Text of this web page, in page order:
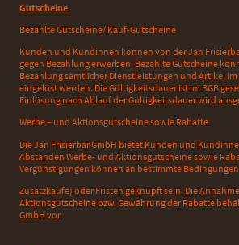
Gutscheine
Bezahlte Gutscheine/ Kauf-Gutscheine
Kunden und Kundinnen können von der Jan
gegen Bezahlung erwerben. Bezahlte Gutscheine
Bezahlung sämtlicher Dienstleistungen und Artikel im
eingelöst werden. Die Gültigkeitsdauer ist im BGB
Einlösung nach Ablauf der Gültigkeitsdauer wird
Werbe – und Aktionsgutscheine sowie Rabatte
Die Jan Frisierbar GmbH bietet Kunden und
Abständen Werbe- und Aktionsgutscheine sowie
Vergünstigungen können an bestimmte Bedingungen
Zusatzkäufe) oder Fristen geknüpft sein. Die
Aktionsgutscheine bzw. Gewährung der Rabatte
GmbH vor.